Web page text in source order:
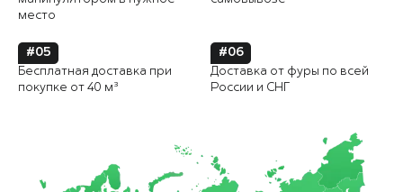
место
#05
Бесплатная доставка при
покупке от 40 м³
#06
Доставка от фуры по всей
России и СНГ